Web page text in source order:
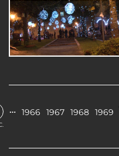
… 1966 1967 1968 1969